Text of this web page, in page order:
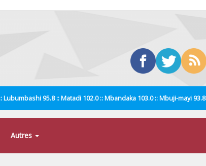
Lubumbashi 95.8 :: Matadi 102.0 :: Mbandaka 103.0 :: Mbuji-mayi 93.8
Autres